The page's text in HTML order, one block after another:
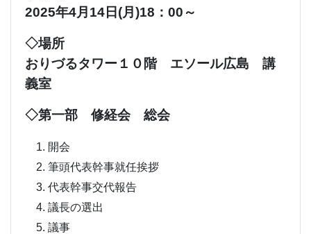
2025年4月14日(月)18：00～
◇場所
おりづるタワー１０階 エソール広島 講
義室
◇第一部 修経会 総会
1. 開会
2. 筆頭代表幹事就任挨拶
3. 代表幹事交代報告
4. 議長の選出
5. 議事